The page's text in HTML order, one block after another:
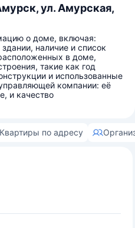
ул. Амурская,
о доме, включая:
наличие и список
в доме,
такие как год
и использованные
компании: её
и качество
Квартиры по адресу